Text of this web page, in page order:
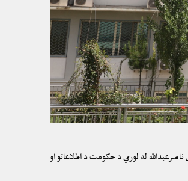
له لوري د حکومت د اطلاعاتو او